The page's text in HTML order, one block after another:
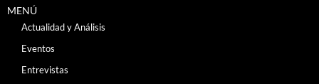
MENÚ
Actualidad y Análisis
Eventos
Entrevistas